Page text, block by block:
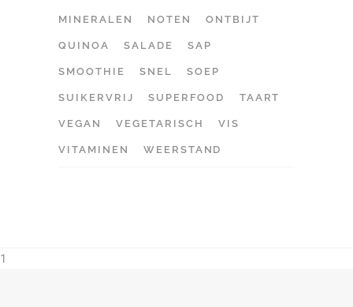
MINERALEN NOTEN ONTBIJT
QUINOA SALADE SAP
SMOOTHIE SNEL SOEP
SUIKERVRIJ SUPERFOOD TAART
VEGAN VEGETARISCH VIS
VITAMINEN WEERSTAND
1